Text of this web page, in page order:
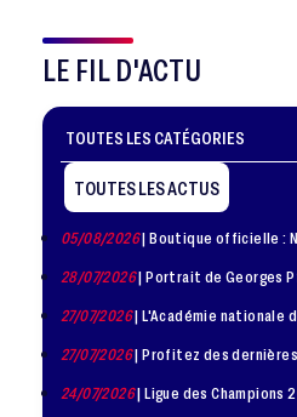
LE FIL D'ACTU
TOUTES LES ACTUS
05/08/2026| Boutique officielle : Nouvelles gammes
28/07/2026| Portrait de Georges Pfeifer (président de 1981
27/07/2026| L'Académie nationale
27/07/2026| Profitez des
24/07/2026| Ligue des Champions